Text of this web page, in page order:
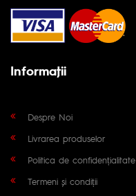
Informaţii
Despre Noi
Livrarea produselor
Politica de confidențialitate
Termeni și condiții